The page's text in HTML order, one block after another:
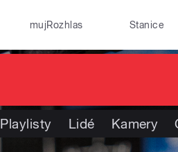
mujRozhlas Stanice
Playlisty Lidé Kamery